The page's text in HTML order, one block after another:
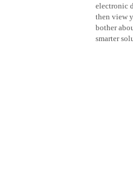
electronic
then view
bother
smarter